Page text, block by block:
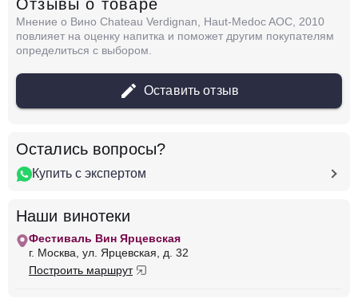
Отзывы о товаре
Оставить отзыв
Мнение о Вино Chateau Verdignan, Haut-Medoc AOC, 2010
повлияет на оценку напитка и поможет другим покупателям
определиться с выбором.
Остались вопросы?
Купить с экспертом
Наши винотеки
Фестиваль Вин Ярцевская
г. Москва, ул. Ярцевская, д. 32
Построить маршрут